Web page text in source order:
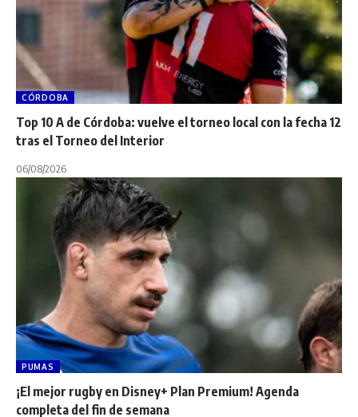
CÓRDOBA
Top 10 A de Córdoba: vuelve el torneo local con la fecha 12
tras el Torneo del Interior
06/08/2026
PUMAS
¡El mejor rugby en Disney+ Plan Premium! Agenda
completa del fin de semana